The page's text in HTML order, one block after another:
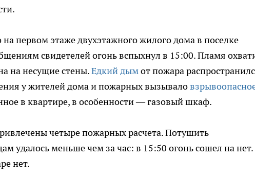
первом этаже двухэтажного жилого дома в поселке
свидетелей огонь вспыхнул в 15:00. Пламя
на несущие стены.Едкий дымот пожара
у жителей дома и пожарных вызывало
в квартире, в особенности — газовый шкаф.
четыре пожарных расчета. Потушить
удалось меньше чем за час: в 15:50 огонь сошел на нет.
нет.